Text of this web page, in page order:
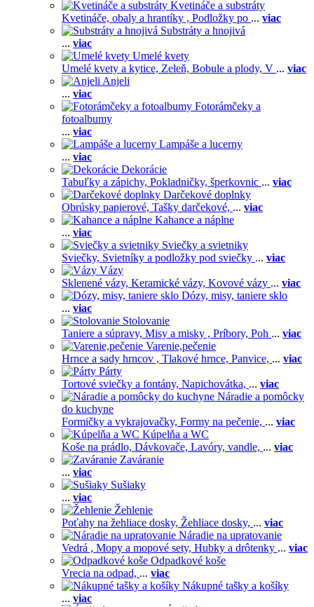
Kvetináče a substráty
Kvetináče, obaly a hrantíky , Podložky po ... viac
Substráty a hnojivá
... viac
Umelé kvety
Umelé kvety a kytice, Zeleň, Bobule a plody, V ... viac
Anjeli
... viac
Fotorámčeky a
fotoalbumy
... viac
Lampáše a lucerny
... viac
Dekorácie
Tabuľky a zápichy, Pokladničky, šperkovnic ... viac
Darčekové doplnky
Obrúsky papierové, Tašky darčekové, ... viac
Kahance a náplne
... viac
Sviečky a svietniky
Sviečky, Svietníky a podložky pod sviečky ... viac
Vázy
Sklenené vázy, Keramické vázy, Kovové vázy ... viac
Dózy, misy, taniere sklo
... viac
Stolovanie
Taniere a súpravy, Misy a misky , Príbory, Poh ... viac
Varenie,pečenie
Hrnce a sady hrncov , Tlakové hrnce, Panvice, ... viac
Párty
Tortové sviečky a fontány, Napichovátka, ... viac
Náradie a pomôcky
do kuchyne
Formičky a vykrajovačky, Formy na pečenie, ... viac
Kúpelňa a WC
Koše na prádlo, Dávkovače, Lavóry, vandle, ... viac
Zaváranie
... viac
Sušiaky
... viac
Žehlenie
Poťahy na žehliace dosky, Žehliace dosky, ... viac
Náradie na upratovanie
Vedrá , Mopy a mopové sety, Hubky a drôtenky ... viac
Odpadkové koše
Vrecia na odpad, ... viac
Nákupné tašky a košíky
... viac